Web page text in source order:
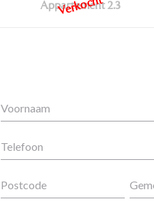
Appartement 2.3
Voornaam
Telefoon
Postcode